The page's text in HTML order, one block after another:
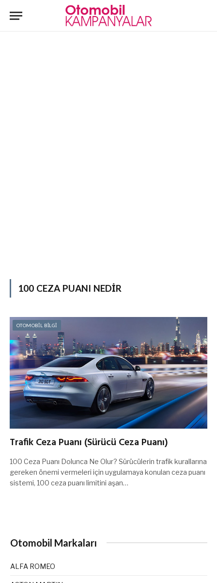
100 CEZA PUANI NEDIR
OTOMOBİL BİLGİ
Trafik Ceza Puanı (Sürücü Ceza Puanı)
100 Ceza Puanı Dolunca Ne Olur? Sürücülerin trafik kurallarına
gereken önemi vermeleri için uygulamaya konulan ceza puanı
sistemi, 100 ceza puanı limitini aşan…
Otomobil Markaları
ALFA ROMEO